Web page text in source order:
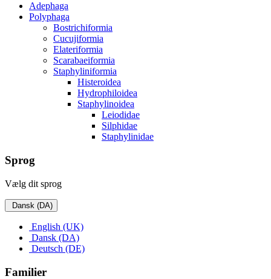
Adephaga
Polyphaga
Bostrichiformia
Cucujiformia
Elateriformia
Scarabaeiformia
Staphyliniformia
Histeroidea
Hydrophiloidea
Staphylinoidea
Leiodidae
Silphidae
Staphylinidae
Sprog
Vælg dit sprog
Dansk (DA)
English (UK)
Dansk (DA)
Deutsch (DE)
Familier